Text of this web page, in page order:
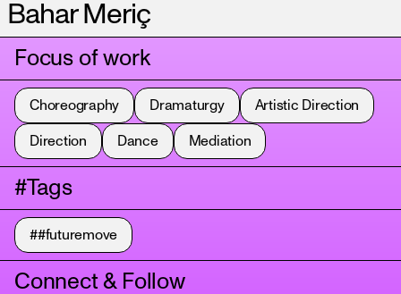
Bahar Meriç
Focus of work
Choreography Dramaturgy Artistic Direction
Direction Dance Mediation
#Tags
##futuremove
Connect & Follow